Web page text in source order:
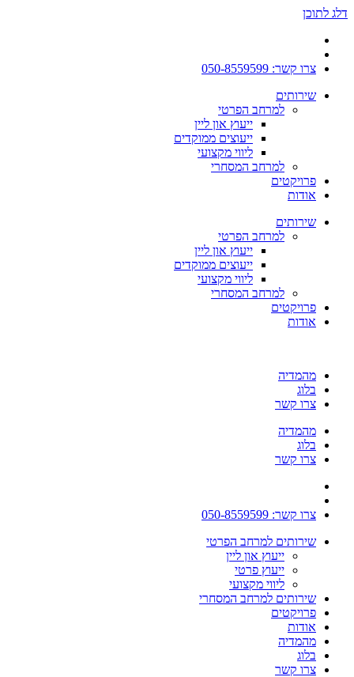
דלג לתוכן
צרו קשר: 050-8559599
שירותים
למרחב הפרטי
ייעוץ און ליין
ייעוצים ממוקדים
ליווי מקצועי
למרחב המסחרי
פרויקטים
אודות
שירותים
למרחב הפרטי
ייעוץ און ליין
ייעוצים ממוקדים
ליווי מקצועי
למרחב המסחרי
פרויקטים
אודות
מהמדיה
בלוג
צרו קשר
מהמדיה
בלוג
צרו קשר
צרו קשר: 050-8559599
שירותים למרחב הפרטי
ייעוץ און ליין
ייעוץ פרטי
ליווי מקצועי
שירותים למרחב המסחרי
פרויקטים
אודות
מהמדיה
בלוג
צרו קשר